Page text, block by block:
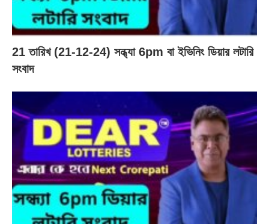
21 তারিখ (21-12-24) সন্ধ্যা 6pm বা ইভিনিং ডিয়ার লটারি
সংবাদ